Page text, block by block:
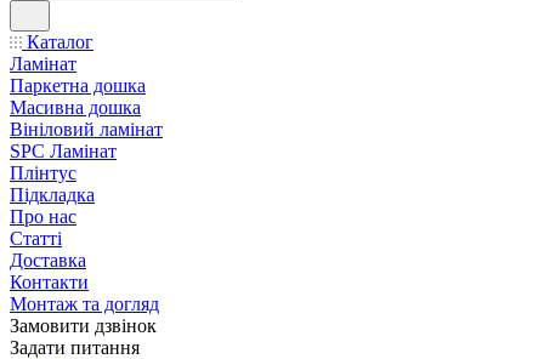
Каталог
Ламінат
Паркетна дошка
Масивна дошка
Вініловий ламінат
SPC Ламінат
Плінтус
Підкладка
Про нас
Статті
Доставка
Контакти
Монтаж та догляд
Замовити дзвінок
Задати питання